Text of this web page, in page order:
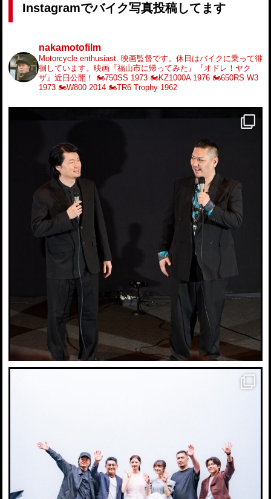
Instagramでバイク写真投稿してます
nakamotofilm
Motorcycle enthusiast. 映画監督です。休日はバイクに乗って徘
徊しています。映画『福山市に帰ってみた』『オドレ！ヤク
ザ』近日公開！
🏍️750SS 1973 🏍️KZ1000A 1976 🏍️650RS W3
1973 🏍️W800 2014 🏍️TR6 Trophy 1962